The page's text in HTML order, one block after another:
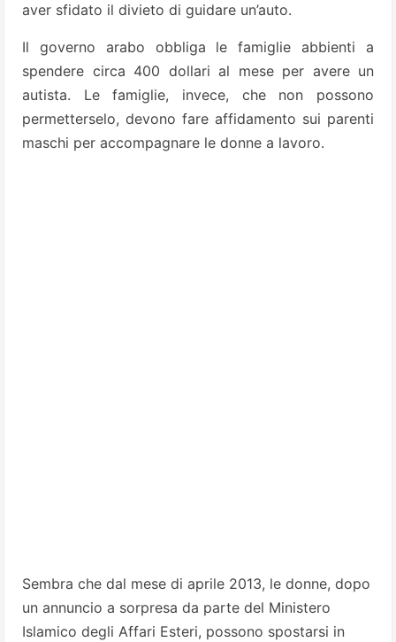
aver sfidato il divieto di guidare un’auto.
Il governo arabo obbliga le famiglie abbienti a
spendere circa 400 dollari al mese per avere un
autista. Le famiglie, invece, che non possono
permetterselo, devono fare affidamento sui parenti
maschi per accompagnare le donne a lavoro.
Sembra che dal mese di aprile 2013, le donne, dopo
un annuncio a sorpresa da parte del Ministero
Islamico degli Affari Esteri, possono spostarsi in